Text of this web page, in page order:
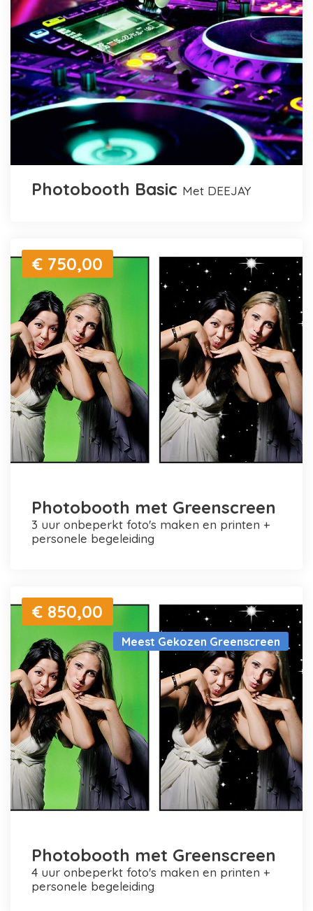
Photobooth Basic met DEEJAY
€ 750,00
Photobooth met Greenscreen
3 uur onbeperkt foto's maken en printen +
personele begeleiding
Meest Gekozen Greenscreen
€ 850,00
Photobooth met Greenscreen
4 uur onbeperkt foto's maken en printen +
personele begeleiding